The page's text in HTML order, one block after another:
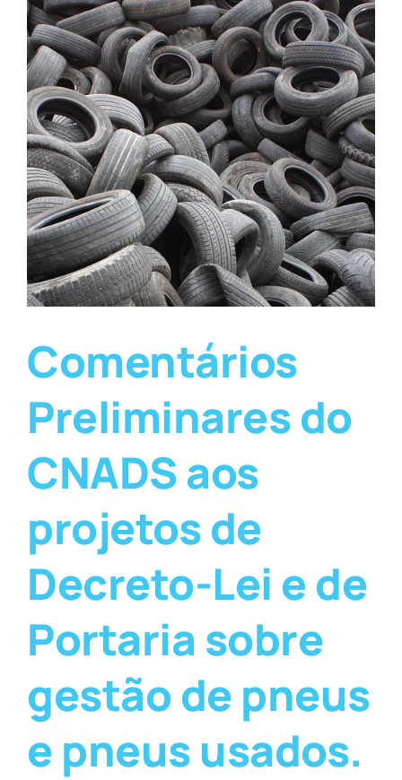
Comentários
Preliminares do
CNADS aos
projetos de
Decreto-Lei e de
Portaria sobre
gestão de pneus
e pneus usados.